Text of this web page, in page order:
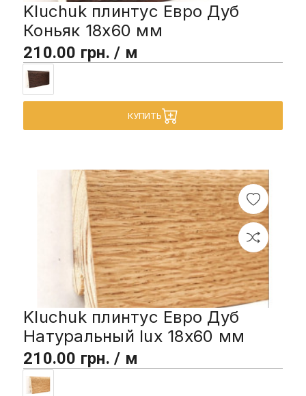
Kluchuk плинтус Евро Дуб
Коньяк 18х60 мм
210.00 грн. / м
КУПИТЬ
Kluchuk плинтус Евро Дуб
Натуральный lux 18х60 мм
210.00 грн. / м